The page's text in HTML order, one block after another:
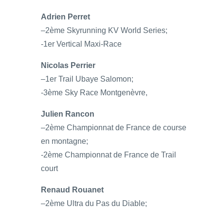
Adrien Perret
–2ème Skyrunning KV World Series;
-1er Vertical Maxi-Race
Nicolas Perrier
–1er Trail Ubaye Salomon;
-3ème Sky Race Montgenèvre,
Julien Rancon
–2ème Championnat de France de course
en montagne;
-2ème Championnat de France de Trail
court
Renaud Rouanet
–2ème Ultra du Pas du Diable;